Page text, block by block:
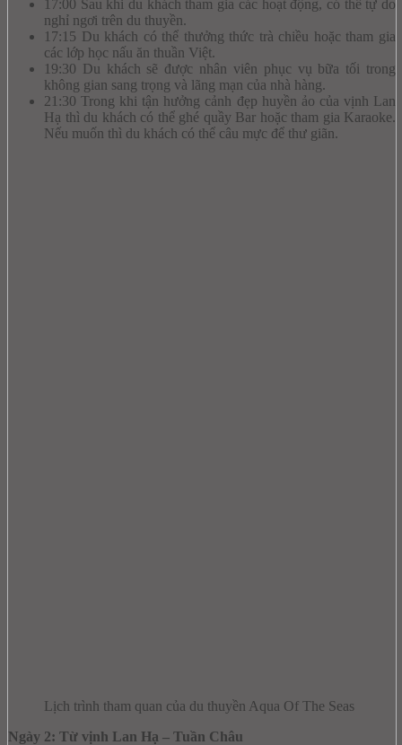
17:00 Sau khi du khách tham gia các hoạt động, có thể tự do
nghỉ ngơi trên du thuyền.
17:15 Du khách có thể thưởng thức trà chiều hoặc tham gia
các lớp học nấu ăn thuần Việt.
19:30 Du khách sẽ được nhân viên phục vụ bữa tối trong
không gian sang trọng và lãng mạn của nhà hàng.
21:30 Trong khi tận hưởng cảnh đẹp huyền ảo của vịnh Lan
Hạ thì du khách có thể ghé quầy Bar hoặc tham gia Karaoke.
Nếu muốn thì du khách có thể câu mực để thư giãn.
Lịch trình tham quan của du thuyền Aqua Of The Seas
Ngày 2: Từ vịnh Lan Hạ – Tuần Châu